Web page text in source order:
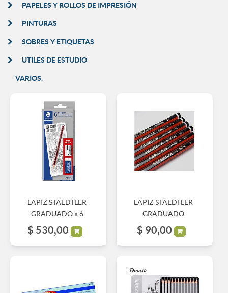
PAPELES Y ROLLOS DE IMPRESIÓN
PINTURAS
SOBRES Y ETIQUETAS
UTILES DE ESTUDIO
VARIOS.
LAPIZ STAEDTLER
GRADUADO x 6
$ 530,00
LAPIZ STAEDTLER
GRADUADO
$ 90,00